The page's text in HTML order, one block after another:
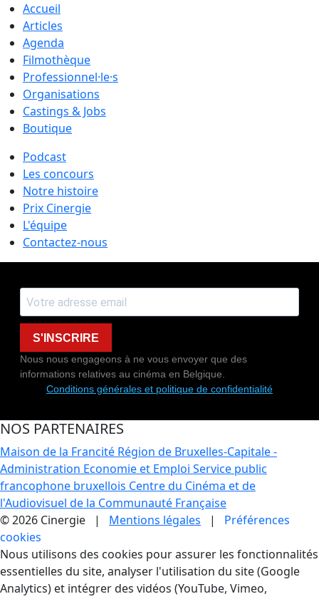
Accueil
Articles
Agenda
Filmothèque
Professionnel·le·s
Organisations
Castings & Jobs
Boutique
Podcast
Les concours
Notre histoire
Prix Cinergie
L'équipe
Contactez-nous
S'INSCRIRE
Nous nous engageons à ne vous envoyer que des
informations relatives au cinéma en Belgique.
Conditions générales et politique de confidentialité
NOS PARTENAIRES
Maison de la Francité Région de Bruxelles-Capitale -
Administration Economie et Emploi Service public
francophone bruxellois Centre du Cinéma et de
l'Audiovisuel de la Communauté Française
© 2026 Cinergie | Mentions légales | Préférences
cookies
Gestion des Cookies
Nous utilisons des cookies pour assurer les fonctionnalités
essentielles du site, analyser l'utilisation du site (Google
Analytics) et intégrer des vidéos (YouTube, Vimeo,